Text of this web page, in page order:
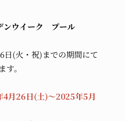
ンウイーク プール
日(火・祝)までの期間にて
。
4月26日(土)～2025年5月